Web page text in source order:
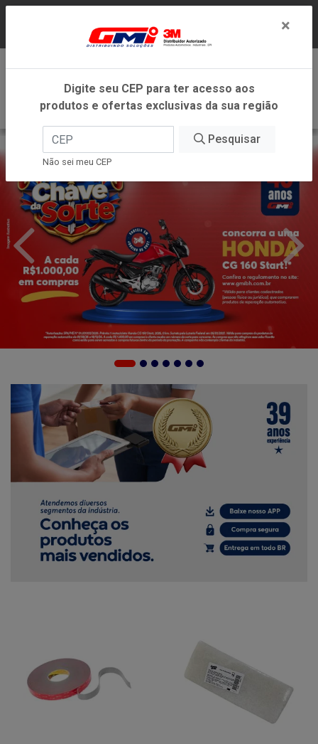
DENTRO DO ESTADO DE MINAS GERAIS.
×
Digite seu CEP para ter acesso aos
produtos e ofertas exclusivas da sua região
Pesquisar
Não sei meu CEP